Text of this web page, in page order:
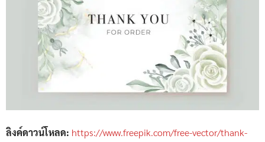
ลิงค์ดาวน์โหลด: https://www.freepik.com/free-vector/thank-